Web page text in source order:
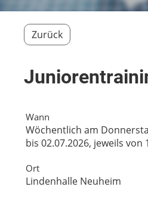
Zurück
Wann
Wöchentlich am
bis 02.07.2026, jeweils von
Ort
Lindenhalle Neuheim